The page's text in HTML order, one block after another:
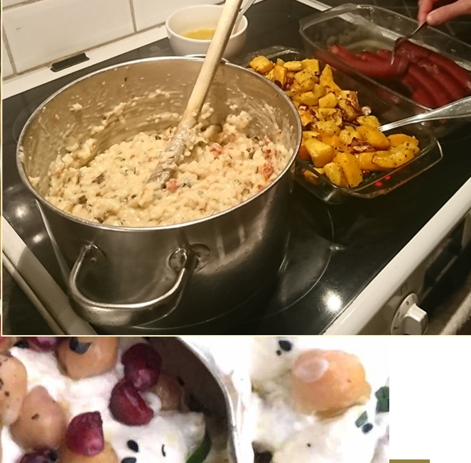
Post-Coronans matkultur – Ett nytt
förtroende för matkunnandet
AvRichard Tellström